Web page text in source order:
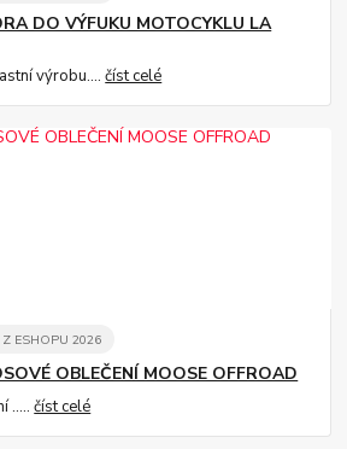
DO VÝFUKU MOTOCYKLU LA
výrobu....číst celé
ESHOPU 2026
OBLEČENÍ MOOSE OFFROAD
.....číst celé